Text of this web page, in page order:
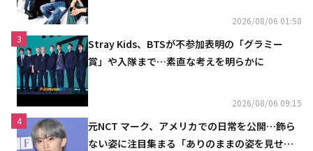
2026/08/06 01:58
3
Stray Kids、BTSが不参加表明の「グラミー
賞」や入隊まで…素直な考えを明らかに
2026/08/06 09:15
4
元NCT マーク、アメリカでの日常を公開…飾ら
ない姿に注目集まる「ありのままの姿を見せた